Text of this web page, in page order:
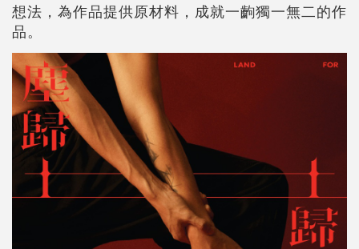
想法，為作品提供原材料，成就一齣獨一無二的作
品。